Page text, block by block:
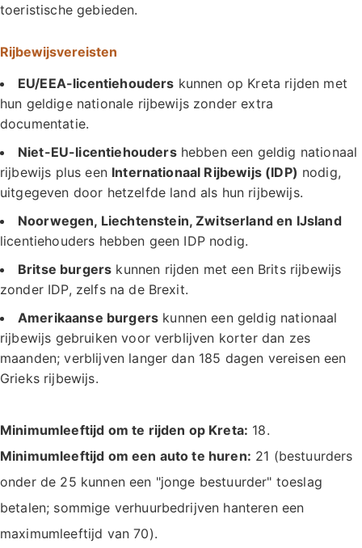
toeristische gebieden.
Rijbewijsvereisten
EU/EEA-licentiehouders kunnen op Kreta rijden met
hun geldige nationale rijbewijs zonder extra
documentatie.
Niet-EU-licentiehoudershebben een geldig nationaal
rijbewijs plus een Internationaal Rijbewijs (IDP) nodig,
uitgegeven door hetzelfde land als hun rijbewijs.
Noorwegen, Liechtenstein, Zwitserland en IJsland
licentiehouders hebben geen IDP nodig.
Britse burgers kunnen rijden met een Brits rijbewijs
zonder IDP, zelfs na de Brexit.
Amerikaanse burgers kunnen een geldig nationaal
rijbewijs gebruiken voor verblijven korter dan zes
maanden; verblijven langer dan 185 dagen vereisen een
Grieks rijbewijs.
Minimumleeftijd om te rijden op Kreta: 18.
Minimumleeftijd om een auto te huren: 21 (bestuurders
onder de 25 kunnen een "jonge bestuurder" toeslag
betalen; sommige verhuurbedrijven hanteren een
maximumleeftijd van 70).